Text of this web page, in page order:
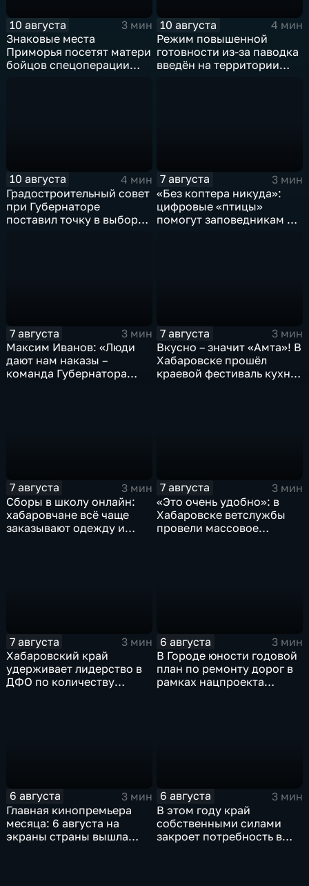
10 августа
3 мин
Знаковые места
Приморья посетят матери
бойцов спецоперации
10 августа
4 мин
Режим повышенной
готовности из-за паводка
введён на территории
10 августа
4 мин
Градостроительный совет
при Губернаторе
поставил точку в выборах
7 августа
3 мин
«Без коптера никуда»:
цифровые «птицы»
помогут заповедникам в
7 августа
3 мин
Максим Иванов: «Люди
дают нам наказы –
команда Губернатора
7 августа
3 мин
Вкусно – значит «Амта»! В
Хабаровске прошёл
краевой фестиваль кухни
7 августа
3 мин
Сборы в школу онлайн:
хабаровчане всё чаще
заказывают одежду и
7 августа
3 мин
«Это очень удобно»: в
Хабаровске ветслужбы
провели массовое
7 августа
3 мин
Хабаровский край
удерживает лидерство в
ДФО по количеству
6 августа
3 мин
В Городе юности годовой
план по ремонту дорог в
рамках нацпроекта
6 августа
3 мин
Главная кинопремьера
месяца: 6 августа на
экраны страны вышла
6 августа
3 мин
В этом году край
собственными силами
закроет потребность в